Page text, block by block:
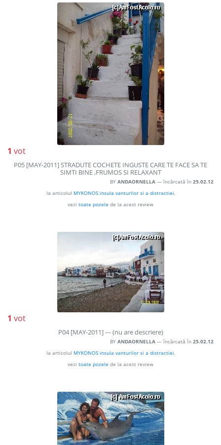
1 vot
P05 [MAY-2011] STRADUTE COCHETE INGUSTE CARE TE FACE SA TE
SIMTI BINE ,FRUMOS SI RELAXANT
BY ANDAORNELLA — încărcată în 25.02.12
la articolul MYKONOS insula vanturilor si a distractiei,
vezi toate pozele de la acest review
1 vot
P04 [MAY-2011] --- (nu are descriere)
BY ANDAORNELLA — încărcată în 25.02.12
la articolul MYKONOS insula vanturilor si a distractiei,
vezi toate pozele de la acest review